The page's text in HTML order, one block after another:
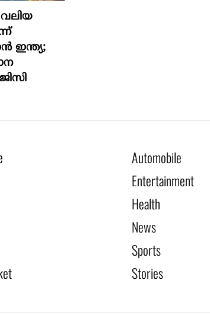
ഇന്ത്യ;
Automobile
Entertainment
Health
News
Sports
Stories